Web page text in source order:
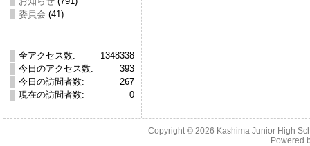
委員会 (41)
1348338
全アクセス数:
393
今日のアクセス数:
267
今日の訪問者数:
0
現在の訪問者数:
Copyright © 2026 Kashima Junior High
Powered